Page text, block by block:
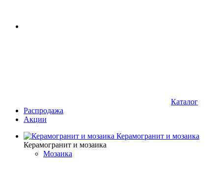
Каталог
Распродажа
Акции
Керамогранит и мозаика
Керамогранит и мозаика
Мозаика